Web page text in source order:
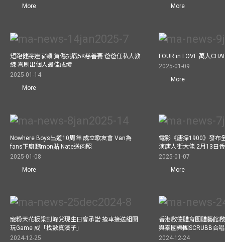
More More
短跑健將連家穎 負傷挑戰5K慈善賽 爸爸任私人教
練 喜刷出個人最佳成績
2025-01-14
More
FOUR in LOVE 萬人
2025-01-09
More
Nowhere Boys出道10周年 成立歌友會 Van為
fans下廚黐mon貼 Nate送肉照
2025-01-08
More
電影《唐探1900》發布
演唐人街大佬 2月13日
2025-01-07
More
寵粉天花板梁釗峰兌現生日會承諾 揸車接送組團
玩Game 成「找數真漢子」
2024-12-25
香港啟德體育園體藝館
與泰國樂團SCRUBB合
2024-12-24